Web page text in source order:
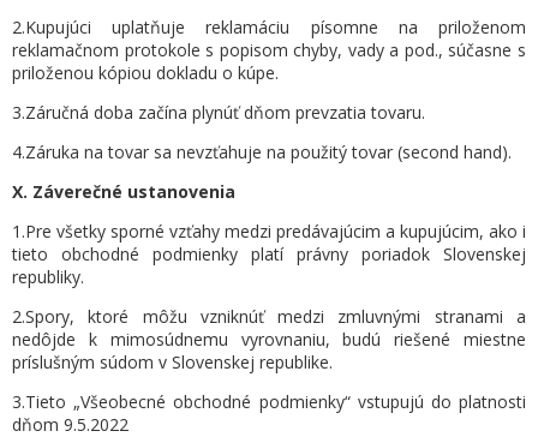
2.Kupujúci uplatňuje reklamáciu písomne na priloženom
reklamačnom protokole s popisom chyby, vady a pod., súčasne s
priloženou kópiou dokladu o kúpe.
3.Záručná doba začína plynúť dňom prevzatia tovaru.
4.Záruka na tovar sa nevzťahuje na použitý tovar (second hand).
X. Záverečné ustanovenia
1.Pre všetky sporné vzťahy medzi predávajúcim a kupujúcim, ako i
tieto obchodné podmienky platí právny poriadok Slovenskej
republiky.
2.Spory, ktoré môžu vzniknúť medzi zmluvnými stranami a
nedôjde k mimosúdnemu vyrovnaniu, budú riešené miestne
príslušným súdom v Slovenskej republike.
3.Tieto „Všeobecné obchodné podmienky“ vstupujú do platnosti
dňom 9.5.2022